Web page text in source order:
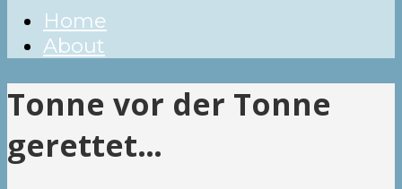
Home
About
Tonne vor der Tonne
gerettet…